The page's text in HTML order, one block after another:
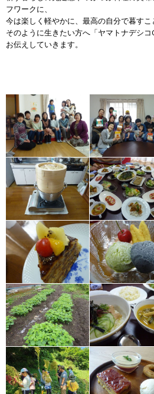
フワークに、
今は楽しく軽やかに、最高の自分で暮すこ
そのように生きたい方へ「ヤマトナデシ
お伝えしていきます。